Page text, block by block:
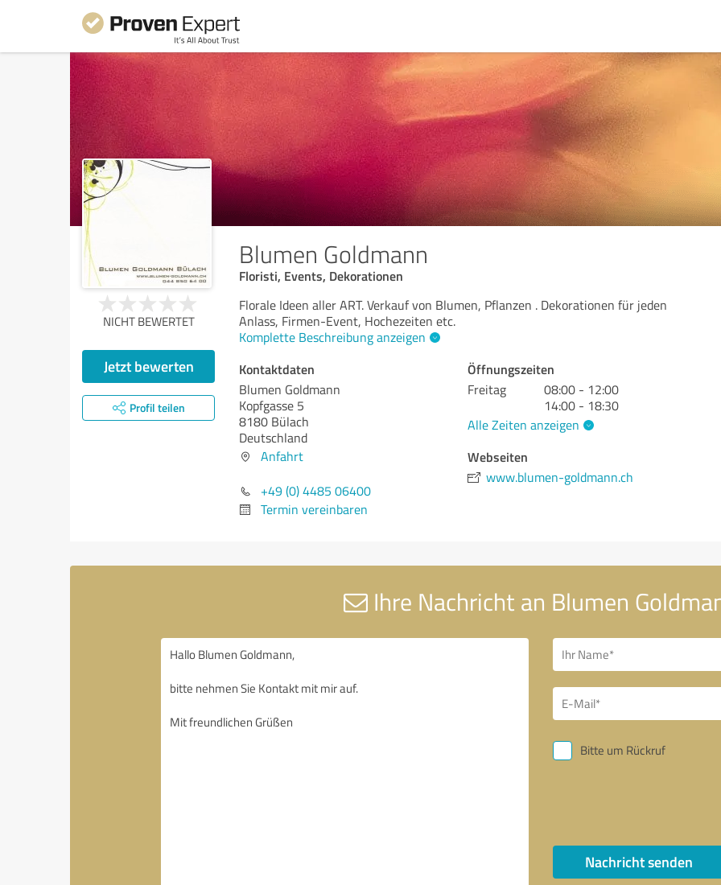
Blumen Goldmann
Floristi, Events, Dekorationen
NICHT BEWERTET
Jetzt bewerten
Profil teilen
Florale Ideen aller ART. Verkauf von Blumen, Pflanzen . Dekorationen für jeden
Anlass, Firmen-Event, Hochezeiten etc.
Komplette Beschreibung anzeigen
Kontaktdaten
Blumen Goldmann
Kopfgasse 5
8180 Bülach
Deutschland
Anfahrt
+49 (0) 4485 06400
Termin vereinbaren
Öffnungszeiten
Freitag
08:00 - 12:00
14:00 - 18:30
Alle Zeiten anzeigen
Webseiten
www.blumen-goldmann.ch
Ihre Nachricht an Blumen
Bitte um Rückruf
Nachricht senden